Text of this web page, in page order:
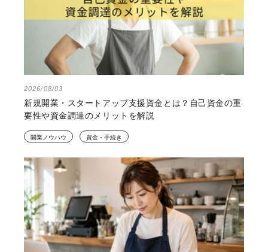
2026/08/03
新規開業・スタートアップ支援資金とは？自己資金の重
要性や資金調達のメリットを解説
開業ノウハウ 資金・手続き